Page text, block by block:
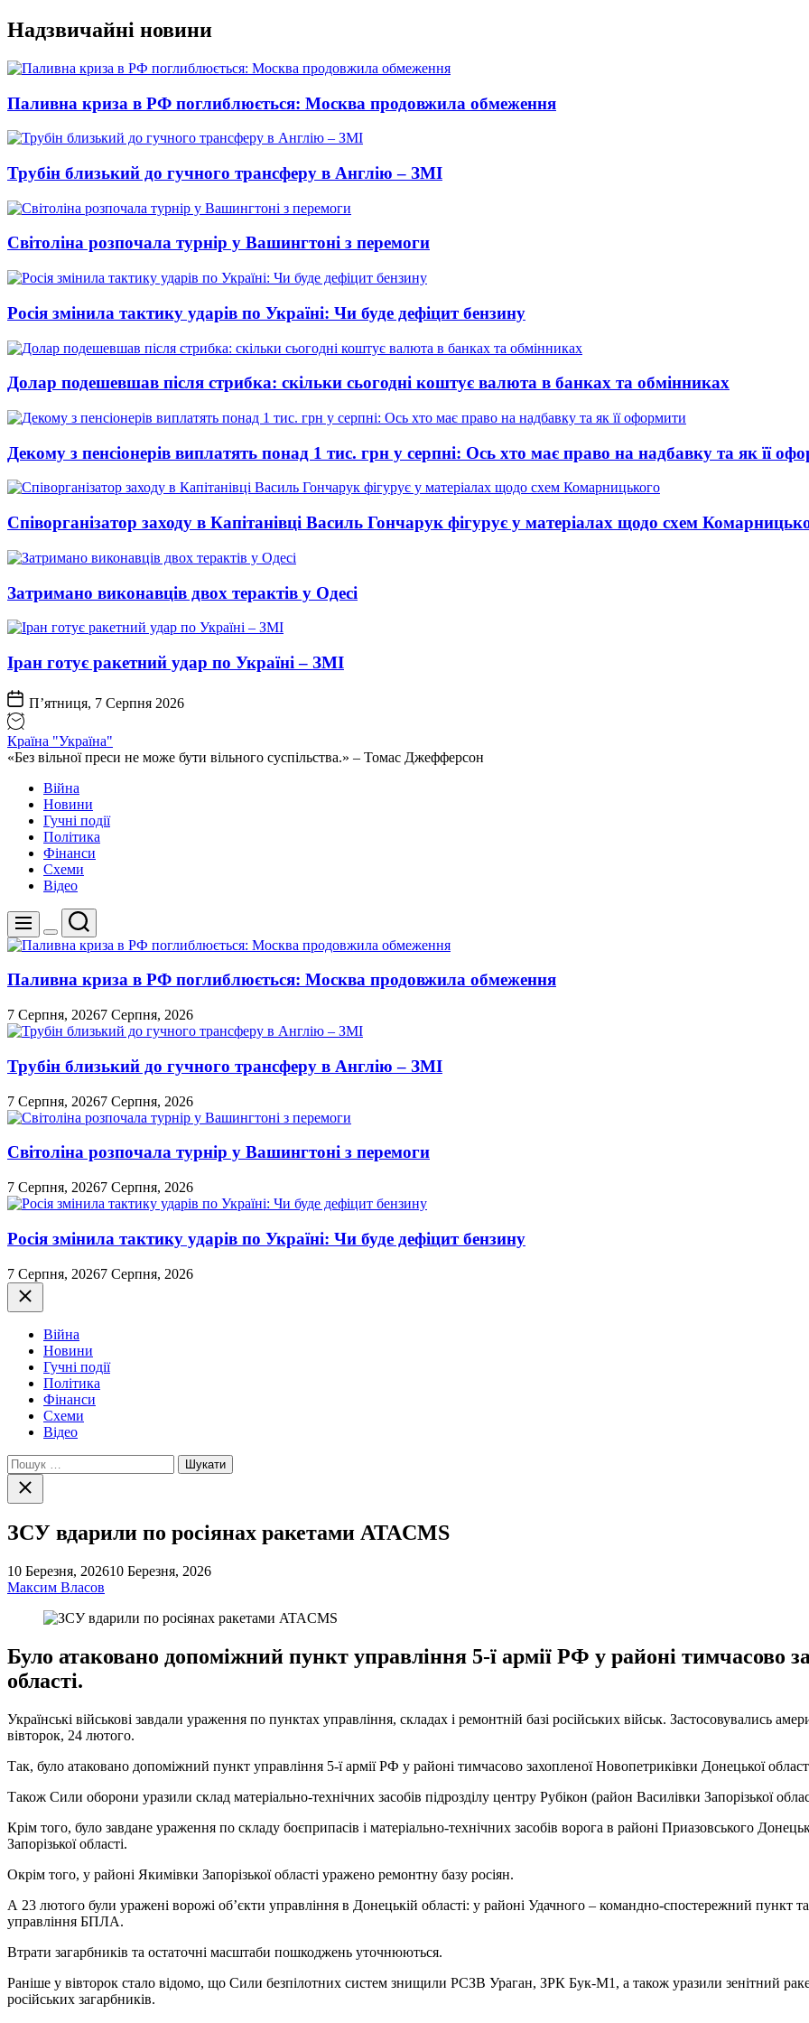
Перейти
до
вмісту
Надзвичайні новини
Паливна криза в РФ поглиблюється: Москва продовжила обмеження
Трубін близький до гучного трансферу в Англію – ЗМІ
Світоліна розпочала турнір у Вашингтоні з перемоги
Росія змінила тактику ударів по Україні: Чи буде дефіцит бензину
Долар подешевшав після стрибка: скільки сьогодні коштує валюта в банках та обмінниках
Декому з пенсіонерів виплатять понад 1 тис. грн у серпні: Ось хто має право на надбавку та як її
Співорганізатор заходу в Капітанівці Василь Гончарук фігурує у матеріалах щодо схем
Затримано виконавців двох терактів у Одесі
Іран готує ракетний удар по Україні – ЗМІ
П’ятниця, 7 Серпня 2026
Країна "Україна"
«Без вільної преси не може бути вільного суспільства.» – Томас Джефферсон
Війна
Новини
Гучні події
Політика
Фінанси
Схеми
Відео
Меню
Перемикач
кольорового
Пошук
Паливна криза в РФ поглиблюється: Москва продовжила обмеження
7 Серпня, 20267 Серпня, 2026
Трубін близький до гучного трансферу в Англію – ЗМІ
7 Серпня, 20267 Серпня, 2026
Світоліна розпочала турнір у Вашингтоні з перемоги
7 Серпня, 20267 Серпня, 2026
Росія змінила тактику ударів по Україні: Чи буде дефіцит бензину
7 Серпня, 20267 Серпня, 2026
Закрити
Війна
Новини
Гучні події
Політика
Фінанси
Схеми
Відео
Пошук:
Закрити
пошук
ЗСУ вдарили по росіянах ракетами ATACMS
10 Березня, 202610 Березня, 2026
Максим Власов
Було атаковано допоміжний пункт управління 5-ї армії РФ у районі тимчасово
області.
Українські військові завдали ураження по пунктах управління, складах і ремонтній базі російських військ. Застосовувались
вівторок, 24 лютого.
Так, було атаковано допоміжний пункт управління 5-ї армії РФ у районі тимчасово захопленої Новопетриківки Донецької
Також Сили оборони уразили склад матеріально-технічних засобів підрозділу центру Рубікон (район Василівки Запорізької
Крім того, було завдане ураження по складу боєприпасів і матеріально-технічних засобів ворога в районі Приазовського
Запорізької області.
Окрім того, у районі Якимівки Запорізької області уражено ремонтну базу росіян.
А 23 лютого були уражені ворожі об’єкти управління в Донецькій області: у районі Удачного – командно-спостережний
управління БПЛА.
Втрати загарбників та остаточні масштаби пошкоджень уточнюються.
Раніше у вівторок стало відомо, що Сили безпілотних систем знищили РСЗВ Ураган, ЗРК Бук-М1, а також уразили зенітний
російських загарбників.